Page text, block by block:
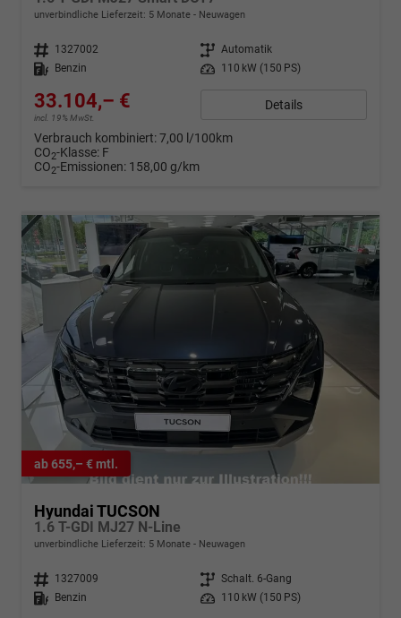
unverbindliche Lieferzeit: 5 Monate Neuwagen
Fahrzeugnr. 1327002 Getriebe Automatik
Kraftstoff
Benzin Leistung 110 kW (150 PS)
33.104,– €
incl. 19% MwSt.
Details
Verbrauch kombiniert:7,00 l/100km
CO2-Klasse: F
CO2-Emissionen: 158,00 g/km
ab 655,– € mtl.
Hyundai TUCSON
1.6 T-GDI MJ27 N-Line
unverbindliche Lieferzeit: 5 Monate Neuwagen
Fahrzeugnr. 1327009 Getriebe Schalt. 6-Gang
Kraftstoff
Benzin Leistung 110 kW (150 PS)